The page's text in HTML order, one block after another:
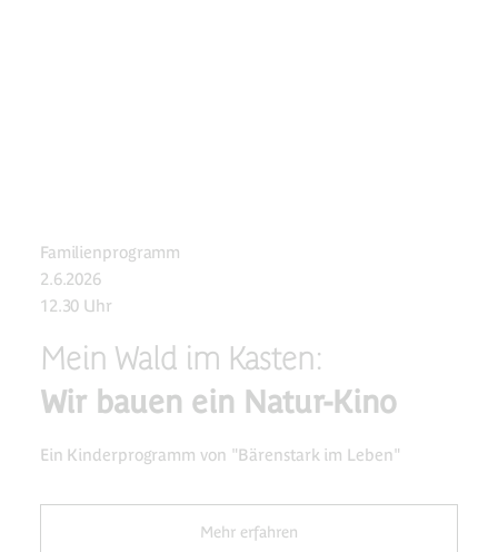
Familienprogramm
2.6.2026
12.30 Uhr
Mein Wald im Kasten:
Wir bauen ein Natur-Kino
Ein Kinderprogramm von "Bärenstark im Leben"
Mehr erfahren